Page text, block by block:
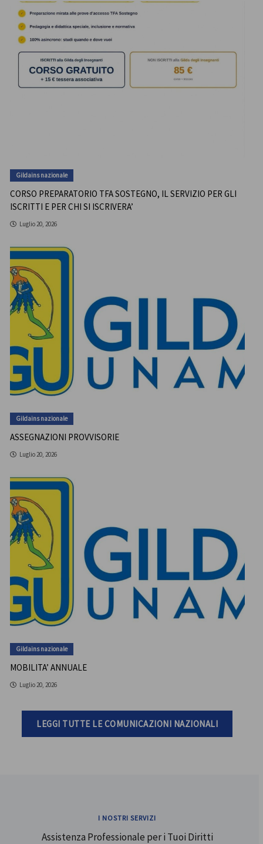
Gildains nazionale
CORSO PREPARATORIO TFA SOSTEGNO, IL SERVIZIO PER GLI
ISCRITTI E PER CHI SI ISCRIVERA’
Luglio 20, 2026
Gildains nazionale
ASSEGNAZIONI PROVVISORIE
Luglio 20, 2026
Gildains nazionale
MOBILITA’ ANNUALE
Luglio 20, 2026
LEGGI TUTTE LE COMUNICAZIONI NAZIONALI
I NOSTRI SERVIZI
Assistenza Professionale per i Tuoi Diritti